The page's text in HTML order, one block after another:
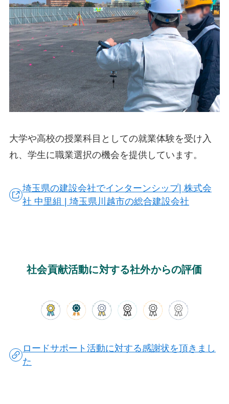
大学や高校の授業科目としての就業体験を受け入
れ、学生に職業選択の機会を提供しています。
埼玉県の建設会社でインターンシップ| 株式会
社 中里組 | 埼玉県川越市の総合建設会社
社会貢献活動に対する社外からの評価
ロードサポート活動に対する感謝状を頂きまし
た